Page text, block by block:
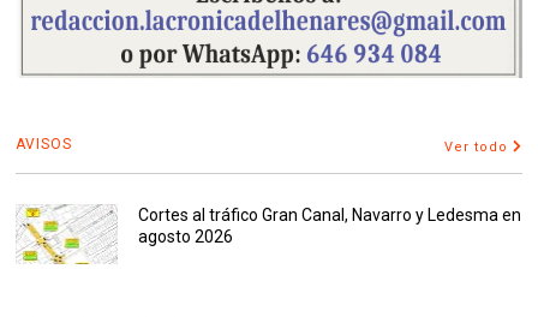
AVISOS Ver todo
Cortes al tráfico Gran Canal, Navarro y Ledesma en
agosto 2026